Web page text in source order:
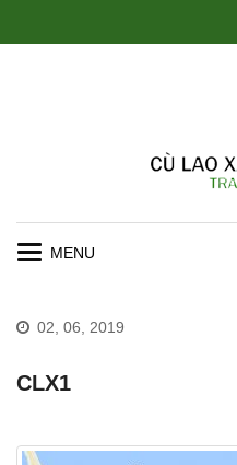
Toggle
02, 06, 2019
CLX1